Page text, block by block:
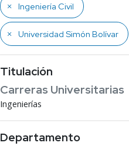
Ingeniería Civil
Universidad Simón Bolívar
Titulación
Carreras Universitarias
Ingenierías
Departamento